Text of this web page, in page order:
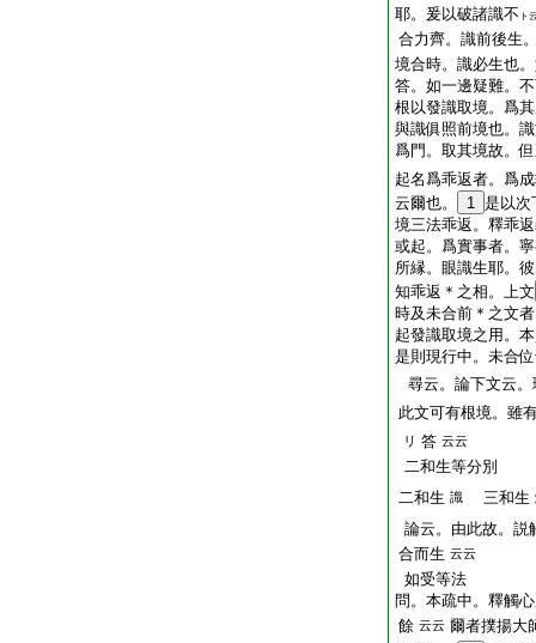
耶。爰以破諸識不 ト
合力齊。識前後生
境合時。識必生也
答。如一邊疑難。
根以發識取境。爲
與識俱照前境也。
爲門。取其境故。
起名爲乖返者。爲
云爾也。
1 是以次
境三法乖返。釋乖
或起。爲實事者。
所縁。眼識生耶。
知乖返＊之相。上文
時及未合前＊之文
起發識取境之用。
是則現行中。未合
尋云。論下文云
此文可有根境。雖
リ 答 云云
二和生等分別
二和生 識 三和生
論云。由此故。説
合而生 云云
如受等法
問。本疏中。釋觸
餘 云云 爾者撲揚大